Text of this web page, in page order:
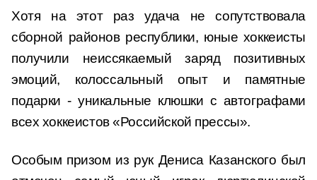
Хотя на этот раз удача не сопутствовала
сборной районов республики, юные хоккеисты
получили неиссякаемый заряд позитивных
эмоций, колоссальный опыт и памятные
подарки - уникальные клюшки с автографами
всех хоккеистов «Российской прессы».
Особым призом из рук Дениса Казанского был